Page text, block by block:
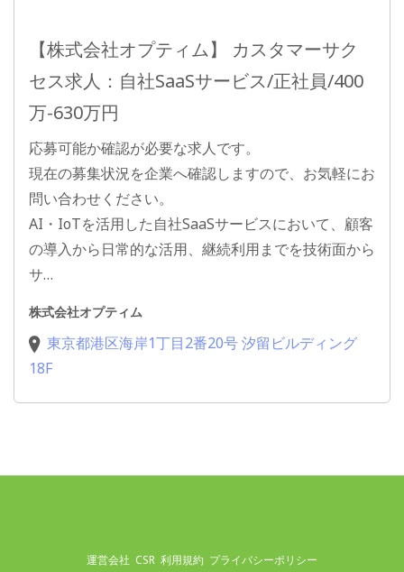
【株式会社オプティム】 カスタマーサク
セス求人：自社SaaSサービス/正社員/400
万-630万円
応募可能か確認が必要な求人です。
現在の募集状況を企業へ確認しますので、お気軽にお
問い合わせください。
AI・IoTを活用した自社SaaSサービスにおいて、顧客
の導入から日常的な活用、継続利用までを技術面から
サ…
株式会社オプティム
東京都港区海岸1丁目2番20号 汐留ビルディング
18F
運営会社 CSR 利用規約 プライバシーポリシー